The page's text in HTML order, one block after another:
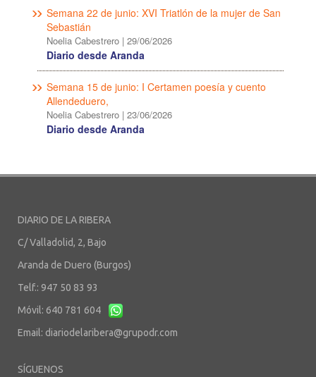
Semana 22 de junio: XVI Triatlón de la mujer de San
Sebastián
Noelia Cabestrero | 29/06/2026
Diario desde Aranda
Semana 15 de junio: I Certamen poesía y cuento
Allendeduero,
Noelia Cabestrero | 23/06/2026
Diario desde Aranda
DIARIO DE LA RIBERA
C/ Valladolid, 2, Bajo
Aranda de Duero (Burgos)
Telf.: 947 50 83 93
Móvil: 640 781 604
Email: diariodelaribera@grupodr.com
SÍGUENOS